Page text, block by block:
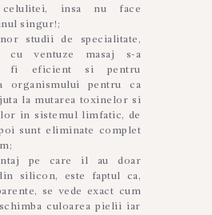
celulitei, insa nu face
singur!;
studii de specialitate,
cu ventuze masaj s-a
fi eficient si pentru
organismului pentru ca
la mutarea toxinelor si
in sistemul limfatic, de
sunt eliminate complet
pe care il au doar
silicon, este faptul ca,
se vede exact cum
culoarea pielii iar